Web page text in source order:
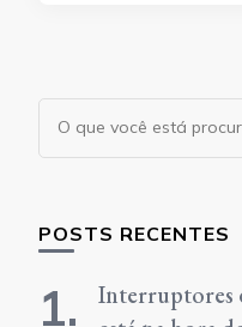
Procurando
algo?
POSTS RECENTES
Interruptores